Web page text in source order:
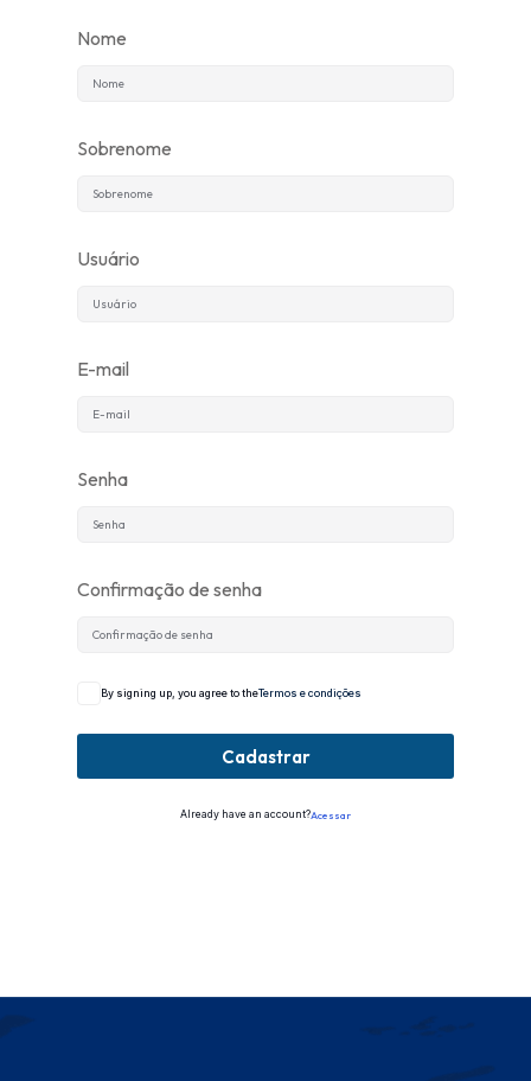
Nome
Sobrenome
Usuário
E-mail
Senha
Confirmação de senha
By signing up, you agree to theTermos e condições
Cadastrar
Already have an account?Acessar